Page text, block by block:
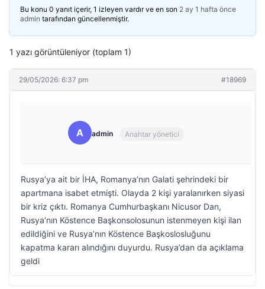
Bu konu 0 yanıt içerir, 1 izleyen vardır ve en son 2 ay 1 hafta önce
admin tarafından güncellenmiştir.
1 yazı görüntüleniyor (toplam 1)
29/05/2026: 6:37 pm #18969
A admin Anahtar yönetici
Rusya’ya ait bir İHA, Romanya’nın Galati şehrindeki bir
apartmana isabet etmişti. Olayda 2 kişi yaralanırken siyasi
bir kriz çıktı. Romanya Cumhurbaşkanı Nicusor Dan,
Rusya’nın Köstence Başkonsolosunun istenmeyen kişi ilan
edildiğini ve Rusya’nın Köstence Başkoslosluğunu
kapatma kararı alındığını duyurdu. Rusya’dan da açıklama
geldi